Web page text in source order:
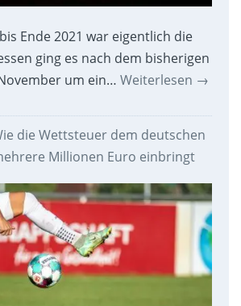
Ende 2021 war eigentlich die
ging es nach dem bisherigen
um ein… Weiterlesen →
die Wettsteuer dem deutschen
Millionen Euro einbringt